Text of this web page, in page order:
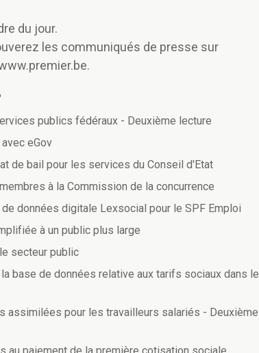
du jour.
les communiqués de presse sur
publics fédéraux - Deuxième lecture
eGov
de bail pour les services du Conseil d'Etat
à la Commission de la concurrence
données digitale Lexsocial pour le SPF Emploi
à un public plus large
secteur public
base de données relative aux tarifs sociaux dans le
assimilées pour les travailleurs salariés - Deuxième